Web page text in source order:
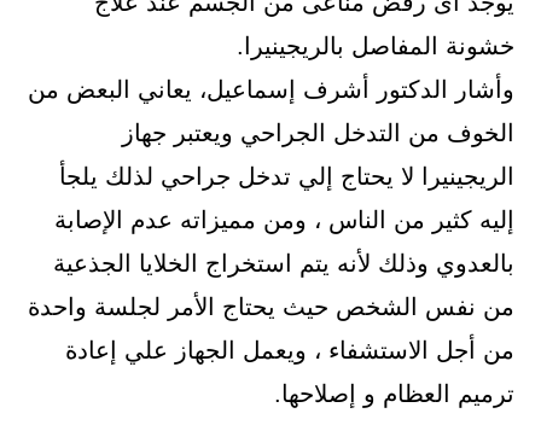
خشونة المفاصل بالريجينيرا.
وأشار الدكتور أشرف إسماعيل، يعاني البعض من
الخوف من التدخل الجراحي ويعتبر جهاز
الريجينيرا لا يحتاج إلي تدخل جراحي لذلك يلجأ
إليه كثير من الناس ، ومن مميزاته عدم الإصابة
بالعدوي وذلك لأنه يتم استخراج الخلايا الجذعية
من نفس الشخص حيث يحتاج الأمر لجلسة واحدة
من أجل الاستشفاء ، ويعمل الجهاز علي إعادة
ترميم العظام و إصلاحها.